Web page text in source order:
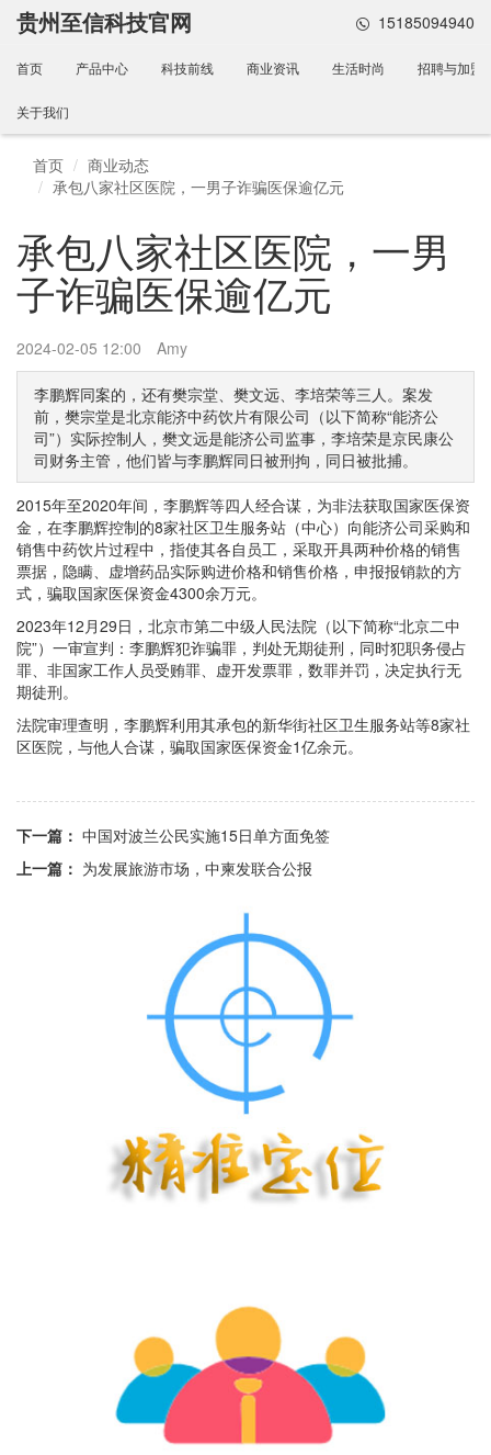
贵州至信科技官网 15185094940
首页 产品中心 科技前线 商业资讯 生活时尚 招聘与加盟
关于我们
首页
商业动态
承包八家社区医院，一男子诈骗医保逾亿元
承包八家社区医院，一男
子诈骗医保逾亿元
2024-02-05 12:00 Amy
李鹏辉同案的，还有樊宗堂、樊文远、李培荣等三人。案发
前，樊宗堂是北京能济中药饮片有限公司（以下简称“能济公
司”）实际控制人，樊文远是能济公司监事，李培荣是京民康公
司财务主管，他们皆与李鹏辉同日被刑拘，同日被批捕。
2015年至2020年间，李鹏辉等四人经合谋，为非法获取国家医保资
金，在李鹏辉控制的8家社区卫生服务站（中心）向能济公司采购和
销售中药饮片过程中，指使其各自员工，采取开具两种价格的销售
票据，隐瞒、虚增药品实际购进价格和销售价格，申报报销款的方
式，骗取国家医保资金4300余万元。
2023年12月29日，北京市第二中级人民法院（以下简称“北京二中
院”）一审宣判：李鹏辉犯诈骗罪，判处无期徒刑，同时犯职务侵占
罪、非国家工作人员受贿罪、虚开发票罪，数罪并罚，决定执行无
期徒刑。
法院审理查明，李鹏辉利用其承包的新华街社区卫生服务站等8家社
区医院，与他人合谋，骗取国家医保资金1亿余元。
下一篇： 中国对波兰公民实施15日单方面免签
上一篇： 为发展旅游市场，中柬发联合公报